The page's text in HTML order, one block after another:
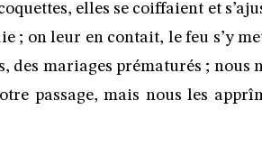
elles se coiffaient et
; on leur en contait, le feu s’y
des mariages prématurés ; nous
passage, mais nous les